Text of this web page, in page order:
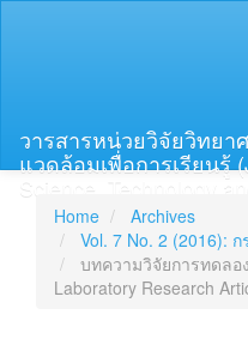
วารสารหน่วยวิจัยวิทยา
แวดล้อมเพื่อการเรียนรู้
Science, Technology
Home
Archives
Vol. 7 No. 2 (2016):
บทความวิจัยการทดลอ
Laboratory Research